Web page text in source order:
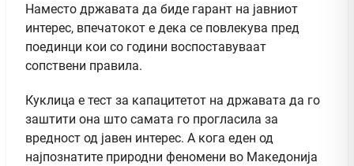
Наместо државата да биде гарант на јавниот
интерес, впечатокот е дека се повлекува пред
поединци кои со години воспоставуваат
сопствени правила.
Куклица е тест за капацитетот на државата да го
заштити она што самата го прогласила за
вредност од јавен интерес. А кога еден од
најпознатите природни феномени во Македонија